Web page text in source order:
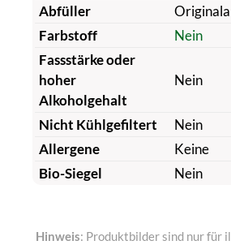
Abfüller
Farbstoff
Nein
Fassstärke oder
hoher
Alkoholgehalt
Nein
Nicht Kühlgefiltert
Nein
Allergene
Keine
Bio-Siegel
Nein
Hinweis: Produktbilder sind nur für